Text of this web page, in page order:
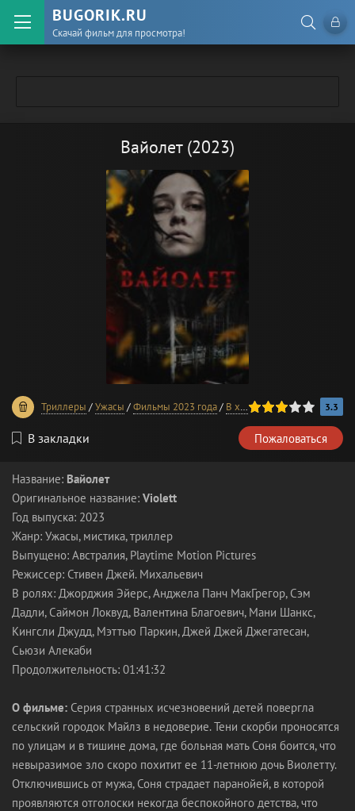
BUGORIK.RU
Скачай фильм для просмотра!
Вайолет (2023)
Триллеры /Ужасы /Фильмы 2023 года/ В хорошем качестве
60 1 2 3 4 5 3.3
В закладки Пожаловаться
Название: Вайолет
Оригинальное название: Violett
Год выпуска: 2023
Жанр: Ужасы, мистика, триллер
Выпущено: Австралия, Playtime Motion Pictures
Режиссер: Стивен Джей. Михальевич
В ролях: Джорджия Эйерс, Анджела Панч МакГрегор, Сэм
Дадли, Саймон Локвуд, Валентина Благоевич, Мани Шанкс,
Кингсли Джудд, Мэттью Паркин, Джей Джей Джегатесан,
Сьюзи Алекаби
Продолжительность: 01:41:32
О фильме: Серия странных исчезновений детей повергла
сельский городок Майлз в недоверие. Тени скорби проносятся
по улицам и в тишине дома, где больная мать Соня боится, что
невыразимое зло скоро похитит ее 11-летнюю дочь Виолетту.
Отключившись от мужа, Соня страдает паранойей, в которой
проявляются отголоски некогда беспокойного детства, что